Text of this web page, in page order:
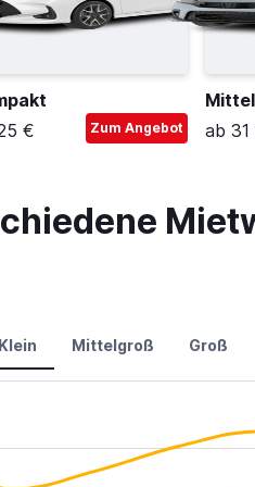
€
Zum Angebot
ab 31
Klein Mittelgroß Groß